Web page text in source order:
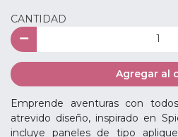
CANTIDAD
Agregar al
Emprende aventuras con
atrevido diseño, inspirado en
incluye paneles de tipo